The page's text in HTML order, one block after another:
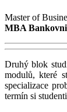
Master of
MBA
Druhý blok
modulů, které
specializace
termín si